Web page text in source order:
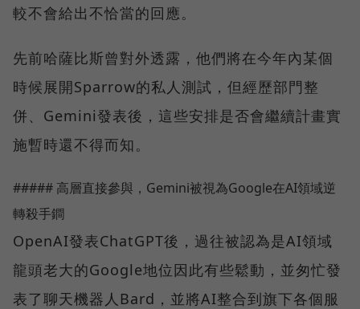
較不會給出不恰當的回應。
先前哈薩比斯曾對外透露，他們將在今年內某個
時候展開Sparrow的私人測試，但經歷部門整
併、Gemini發表後，這些安排是否會繼續計畫實
施暫時還不得而知。
##### 高層直接參與，Gemini被視為Google在AI領域逆
轉殺手鐧
OpenAI發表ChatGPT後，過往被認為是AI領域
龍頭老大的Google地位因此有些鬆動，並匆忙發
表了聊天機器人Bard，並將AI整合到旗下各個服